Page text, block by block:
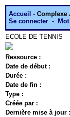
Accueil - Complexe
Se connecter -
ECOLE DE TENNIS
Ressource :
Date de début :
Durée :
Date de fin :
Type :
Créée par :
Dernière mise à jour :